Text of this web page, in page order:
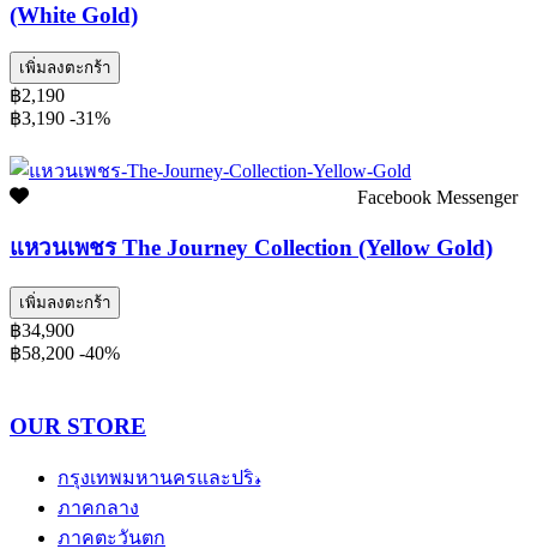
(White Gold)
เพิ่มลงตะกร้า
฿2,190
฿3,190 -31%
แหวนเพชร The Journey Collection (Yellow Gold)
เพิ่มลงตะกร้า
฿34,900
฿58,200 -40%
OUR STORE
กรุงเทพมหานครและปริมณฑล
ภาคกลาง
ภาคตะวันตก
Facebook Messenger